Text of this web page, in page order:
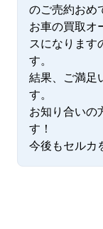
のご売約おめ
お車の買取オ
スになります
す。
結果、ご満足
す。
お知り合いの
す！
今後もセルカ